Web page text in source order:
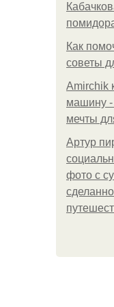
Как
советы
Amirchik
машину -
мечты
Артур
фото с